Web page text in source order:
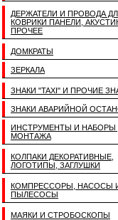
ДЕРЖАТЕЛИ И ПРОВОДА
КОВРИКИ ПАНЕЛИ,
ПРОЧЕЕ
ДОМКРАТЫ
ЗЕРКАЛА
ЗНАКИ "TAXI" И ПРОЧИЕ
ЗНАКИ АВАРИЙНОЙ
ИНСТРУМЕНТЫ И НАБОРЫ
МОНТАЖА
КОЛПАКИ ДЕКОРАТИВНЫЕ,
ЛОГОТИПЫ, ЗАГЛУШКИ
КОМПРЕССОРЫ, НАСОСЫ
ПЫЛЕСОСЫ
МАЯКИ И СТРОБОСКОПЫ